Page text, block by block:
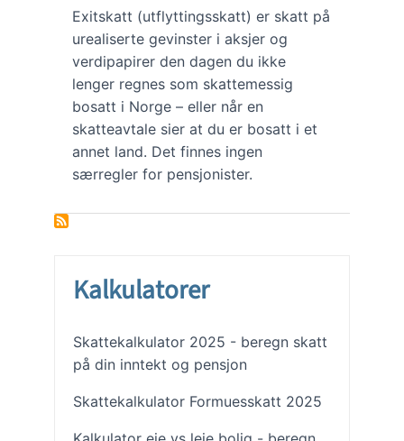
Exitskatt (utflyttingsskatt) er skatt på
urealiserte gevinster i aksjer og
verdipapirer den dagen du ikke
lenger regnes som skattemessig
bosatt i Norge – eller når en
skatteavtale sier at du er bosatt i et
annet land. Det finnes ingen
særregler for pensjonister.
Kalkulatorer
Skattekalkulator 2025 - beregn skatt
på din inntekt og pensjon
Skattekalkulator Formuesskatt 2025